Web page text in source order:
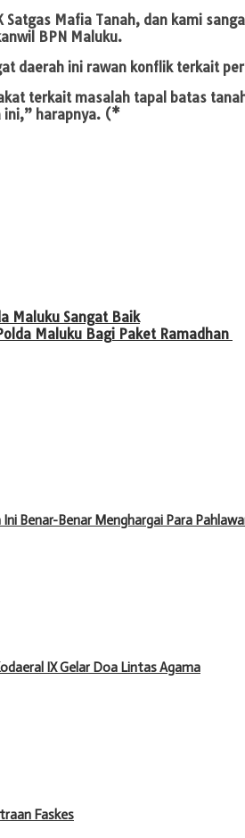
Mafia Tanah, dan kami
BPN Maluku.
daerah ini rawan konflik terkait
terkait masalah tapal batas
ini,” harapnya. (*
Maluku Sangat Baik
Maluku Bagi Paket Ramadhan
Benar-Benar Menghargai Para
IX Gelar Doa Lintas Agama
Faskes